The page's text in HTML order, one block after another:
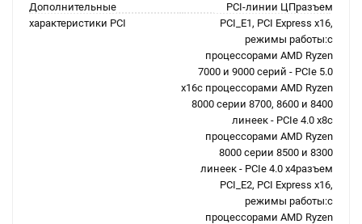
Дополнительные
характеристики PCI
PCI-линии ЦПразъем
PCI_E1, PCI Express x16,
режимы работы:с
процессорами AMD Ryzen
7000 и 9000 серий - PCIe 5.0
x16с процессорами AMD Ryzen
8000 серии 8700, 8600 и 8400
линеек - PCIe 4.0 x8с
процессорами AMD Ryzen
8000 серии 8500 и 8300
линеек - PCIe 4.0 x4разъем
PCI_E2, PCI Express x16,
режимы работы:с
процессорами AMD Ryzen